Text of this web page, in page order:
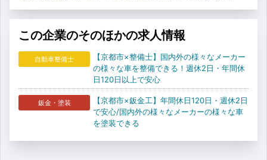
この企業のそのほかの求人情報
自動車整備士
【京都市×整備士】国内外の様々なメーカー
の様々な車を整備できる！週休2日・年間休
日120日以上で安心
鈑金・塗装
【京都市×鈑金工】年間休日120日・週休2日
で安心/国内外の様々なメーカーの様々な車
を塗装できる